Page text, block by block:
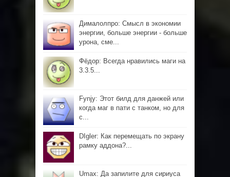
Дималолпро: Смысл в экономии
энергии, больше энергии - больше
урона, сме...
Фёдор: Всегда нравились маги на
3.3.5...
Fynjy: Этот билд для данжей или
когда маг в пати с танком, но для
с...
DIgler: Как перемещать по экрану
рамку аддона?...
Umax: Да запилите для сириуса